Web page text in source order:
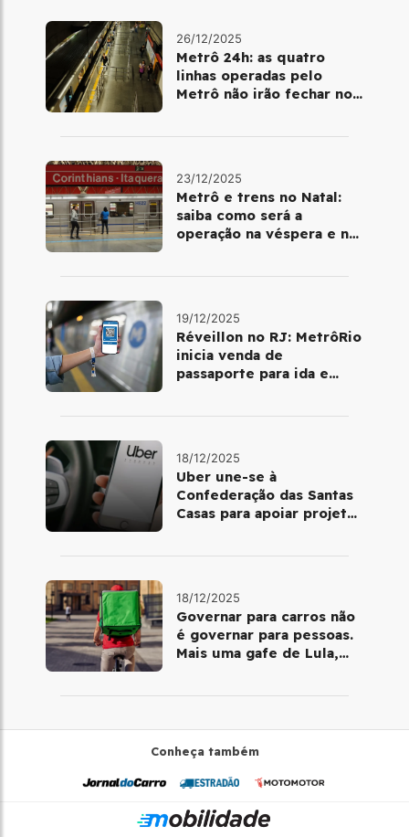
26/12/2025
Metrô 24h: as quatro
linhas operadas pelo
Metrô não irão fechar no
23/12/2025
Metrô e trens no Natal:
saiba como será a
operação na véspera e no
19/12/2025
Réveillon no RJ: MetrôRio
inicia venda de
passaporte para ida e
18/12/2025
Uber une-se à
Confederação das Santas
Casas para apoiar projetos
18/12/2025
Governar para carros não
é governar para pessoas.
Mais uma gafe de Lula,
Conheça também